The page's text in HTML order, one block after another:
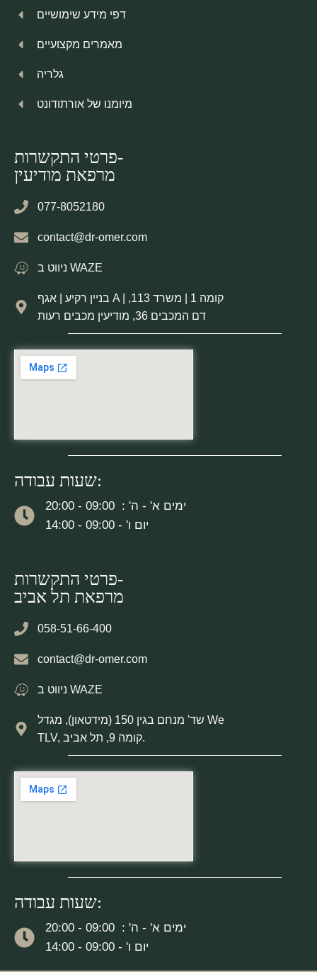
דפי מידע שימושיים
מאמרים מקצועיים
גלריה
מיומנו של אורתודונט
פרטי התקשרות-
מרפאת מודיעין
077-8052180
contact@dr-omer.com
ניווט ב WAZE
בניין רקיע | אגף A | קומה 1 | משרד 113,
דם המכבים 36, מודיעין מכבים רעות
שעות עבודה:
ימים א' - ה' : 09:00 - 20:00
יום ו' - 09:00 - 14:00
פרטי התקשרות-
מרפאת תל אביב
058-51-66-400
contact@dr-omer.com
ניווט ב WAZE
שד' מנחם בגין 150 (מידטאון), מגדל We
TLV, קומה 9, תל אביב.
שעות עבודה:
ימים א' - ה' : 09:00 - 20:00
יום ו' - 09:00 - 14:00